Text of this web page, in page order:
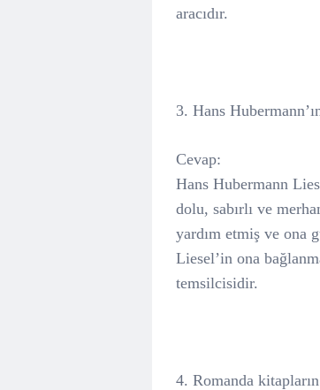
aracıdır.
3. Hans
Cevap:
Hans Hubermann
dolu, sabırlı ve
yardım etmiş ve ona
Liesel’in ona
temsilcisidir.
4. Romanda